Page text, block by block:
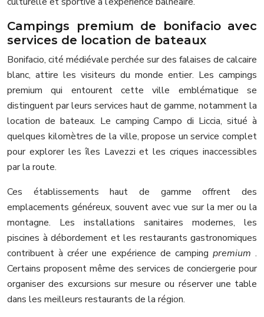
Campings premium de bonifacio avec
services de location de bateaux
Bonifacio, cité médiévale perchée sur des falaises de calcaire
blanc, attire les visiteurs du monde entier. Les campings
premium qui entourent cette ville emblématique se
distinguent par leurs services haut de gamme, notamment la
location de bateaux. Le camping Campo di Liccia, situé à
quelques kilomètres de la ville, propose un service complet
pour explorer les îles Lavezzi et les criques inaccessibles
par la route.
Ces établissements haut de gamme offrent des
emplacements généreux, souvent avec vue sur la mer ou la
montagne. Les installations sanitaires modernes, les
piscines à débordement et les restaurants gastronomiques
contribuent à créer une expérience de camping premium .
Certains proposent même des services de conciergerie pour
organiser des excursions sur mesure ou réserver une table
dans les meilleurs restaurants de la région.